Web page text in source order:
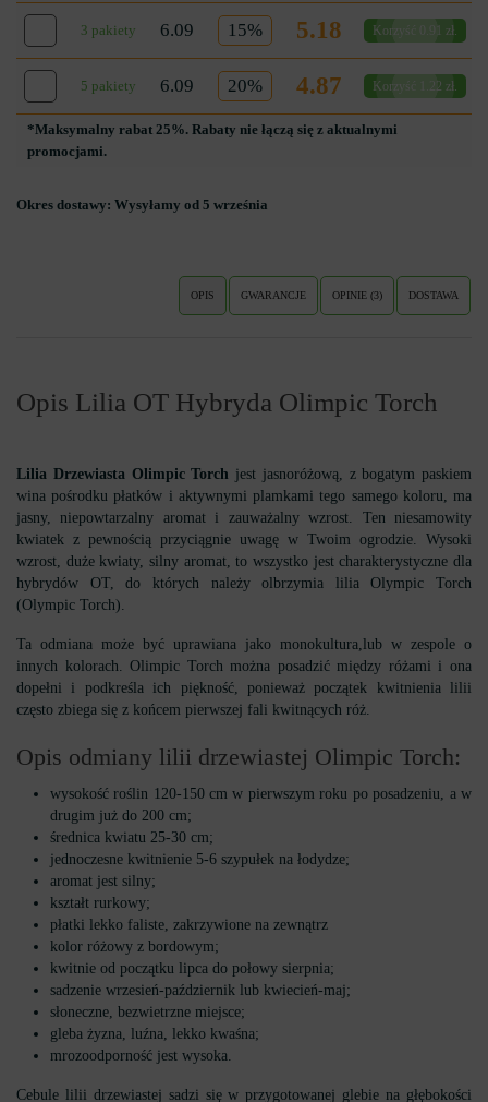
3 pakiety 6.09 15% 5.18 Korzyść 0.91 zł.
5 pakiety 6.09 20% 4.87 Korzyść 1.22 zł.
*Maksymalny rabat 25%. Rabaty nie łączą się z aktualnymi
promocjami.
Okres dostawy: Wysyłamy od 5 września
OPIS GWARANCJE OPINIE (3) DOSTAWA
Opis Lilia OT Hybryda Olimpic Torch
Lilia Drzewiasta Olimpic Torch jest jasnoróżową, z bogatym paskiem
wina pośrodku płatków i aktywnymi plamkami tego samego koloru, ma
jasny, niepowtarzalny aromat i zauważalny wzrost. Ten niesamowity
kwiatek z pewnością przyciągnie uwagę w Twoim ogrodzie. Wysoki
wzrost, duże kwiaty, silny aromat, to wszystko jest charakterystyczne dla
hybrydów OT, do których należy olbrzymia lilia Olympic Torch
(Olympic Torch).
Ta odmiana może być uprawiana jako monokultura,lub w zespole o
innych kolorach. Olimpic Torch można posadzić między różami i ona
dopełni i podkreśla ich piękność, ponieważ początek kwitnienia lilii
często zbiega się z końcem pierwszej fali kwitnących róż.
Opis odmiany lilii drzewiastej Olimpic Torch:
wysokość roślin 120-150 cm w pierwszym roku po posadzeniu, a w
drugim już do 200 cm;
średnica kwiatu 25-30 cm;
jednoczesne kwitnienie 5-6 szypułek na łodydze;
aromat jest silny;
kształt rurkowy;
płatki lekko faliste, zakrzywione na zewnątrz
kolor różowy z bordowym;
kwitnie od początku lipca do połowy sierpnia;
sadzenie wrzesień-październik lub kwiecień-maj;
słoneczne, bezwietrzne miejsce;
gleba żyzna, luźna, lekko kwaśna;
mrozoodporność jest wysoka.
Cebule lilii drzewiastej sadzi się w przygotowanej glebie na głębokości